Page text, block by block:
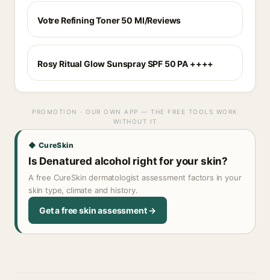
Votre Refining Toner 50 Ml/Reviews
Rosy Ritual Glow Sunspray SPF 50 PA ++++
PROMOTION · OUR OWN APP — THE FREE TOOLS WORK
WITHOUT IT
◆ CureSkin
Is Denatured alcohol right for your skin?
A free CureSkin dermatologist assessment factors in your
skin type, climate and history.
Get a free skin assessment →